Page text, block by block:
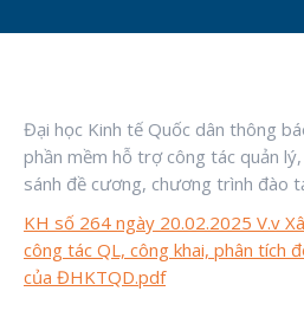
Đại học Kinh tế Quốc dân thông
phần mềm hỗ trợ công tác quản
sánh đề cương, chương trình đào
KH số 264 ngày 20.02.2025 V.v
công tác QL, công khai, phân tích
của ĐHKTQD.pdf